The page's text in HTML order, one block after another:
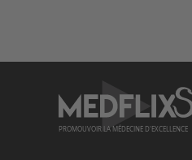
PROMOUVOIR LA MÉDECINE D'EXCELLENCE